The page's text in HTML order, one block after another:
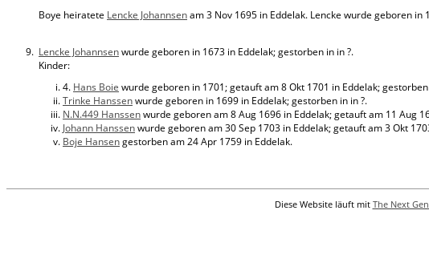
Boye heiratete Lencke Johannsenam 3 Nov 1695 in Eddelak. Lencke wurde geboren in
9. Lencke Johannsenwurde geboren in 1673 in Eddelak; gestorben in in ?.
Kinder:
4. Hans Boie wurde geboren in 1701; getauft am 8 Okt 1701 in Eddelak;
Trinke Hanssenwurde geboren in 1699 in Eddelak; gestorben in in ?.
N.N.449 Hanssenwurde geboren am 8 Aug 1696 in Eddelak; getauft am 11 Aug
Johann Hanssenwurde geboren am 30 Sep 1703 in Eddelak; getauft am 3 Okt
Boje Hansengestorben am 24 Apr 1759 in Eddelak.
Diese Website läuft mit The Next